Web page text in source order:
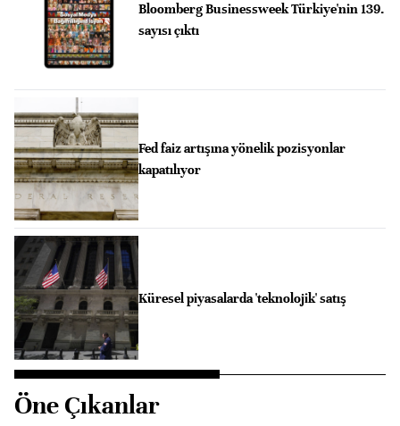
Bloomberg Businessweek Türkiye'nin 139.
sayısı çıktı
Fed faiz artışına yönelik pozisyonlar
kapatılıyor
Küresel piyasalarda 'teknolojik' satış
Öne Çıkanlar